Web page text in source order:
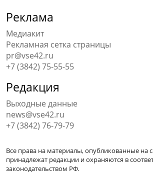
Реклама
Медиакит
Рекламная сетка страницы
pr@vse42.ru
+7 (3842) 75-55-55
Редакция
Выходные данные
news@vse42.ru
+7 (3842) 76-79-79
Все права на материалы, опубликованные на
принадлежат редакции и охраняются в
законодательством РФ.